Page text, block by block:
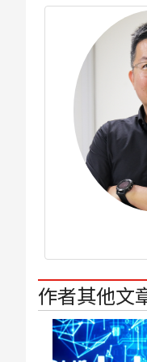
作者其他文